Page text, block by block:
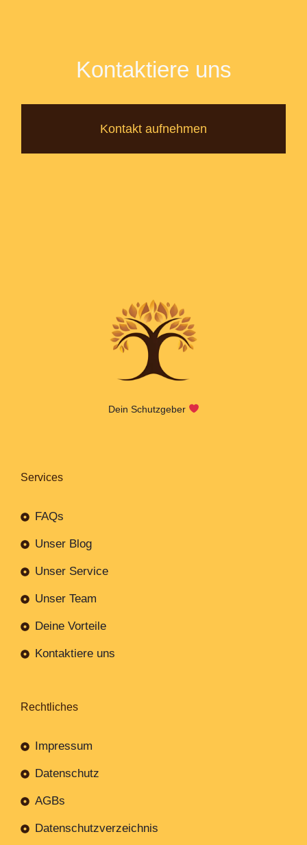
Kontaktiere uns
Kontakt aufnehmen
Dein Schutzgeber
Services
FAQs
Unser Blog
Unser Service
Unser Team
Deine Vorteile
Kontaktiere uns
Rechtliches
Impressum
Datenschutz
AGBs
Datenschutzverzeichnis